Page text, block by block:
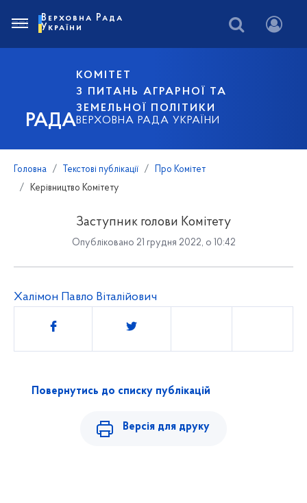
РАДА
КОМІТЕТ
З ПИТАНЬ АГРАРНОЇ ТА
ЗЕМЕЛЬНОЇ ПОЛІТИКИ
ВЕРХОВНА РАДА УКРАЇНИ
Верховна Рада
України
Головна Текстові публікації
Про Комітет
Керівництво Комітету
Заступник голови Комітету
Опубліковано 21 грудня 2022, о 10:42
Халімон Павло Віталійович
Поділитись
Повернутись до списку публікацій
Версія для друку